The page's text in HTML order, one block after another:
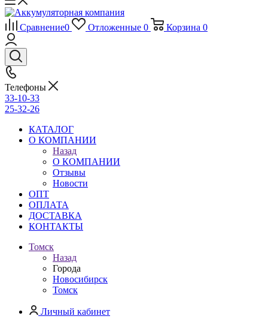
Сравнение0 Отложенные 0 Корзина 0
Телефоны
33-10-33
25-32-26
КАТАЛОГ
О КОМПАНИИ
Назад
О КОМПАНИИ
Отзывы
Новости
ОПТ
ОПЛАТА
ДОСТАВКА
КОНТАКТЫ
Томск
Назад
Города
Новосибирск
Томск
Личный кабинет